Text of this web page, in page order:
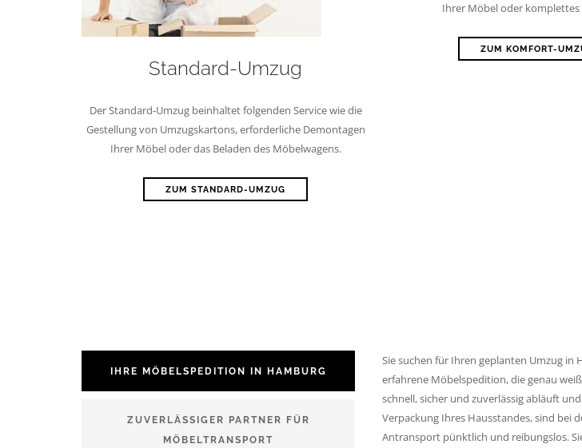
Möbellager für Ihren
Standard-Umzug
Der Standard-Umzug beinhaltet folgenden Service wie die
Gestellung von Umzugskartons, erforderliche Demontagen
Ihrer Möbel oder das Beladen des Möbelwagens.
ZUM STANDARD-UMZUG
Ihrer Möbel oder komplettes
ZUM KOMFORT-
IHRE MÖBELSPEDITION IN HAMBURG
ZUVERLÄSSIGER PARTNER FÜR
MÖBELTRANSPORT
Sie suchen für Ihren geplanten Umzug
erfahrene Möbelspedition, die genau
schnell, sicher und zuverlässig abläuft
Verpackung Ihres Hausstandes, sind bei
Antransport pünktlich und reibungslos.